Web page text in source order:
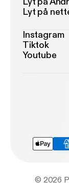
Lyt på
Instagram
Tiktok
Youtube
© 2026